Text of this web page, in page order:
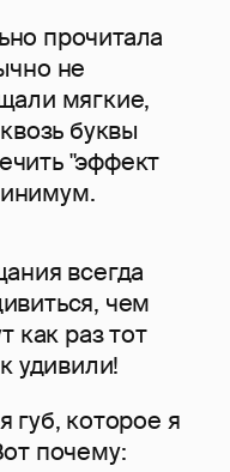
прочитала
не
мягкие,
буквы
"эффект
всегда
чем
как раз тот
удивили!
губ, которое я
почему: